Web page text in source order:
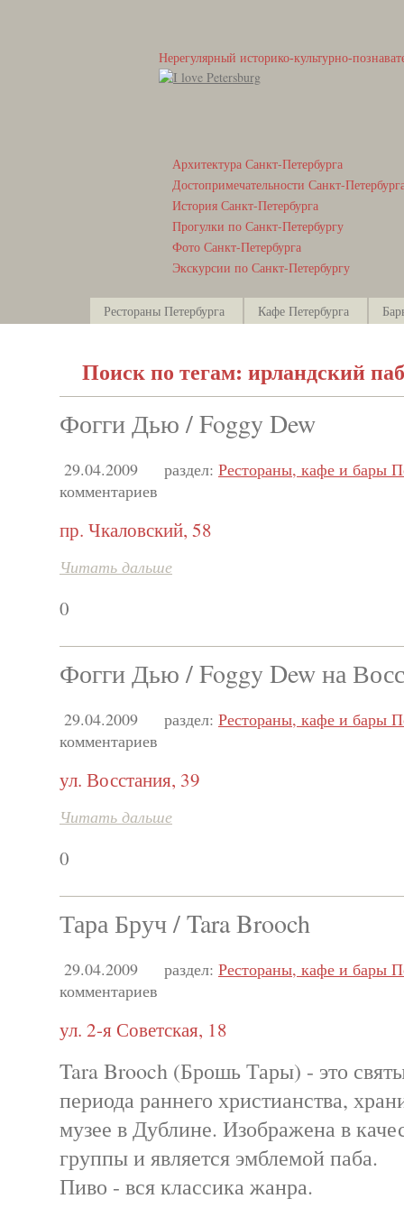
Нерегулярный историко-культурно-
Архитектура Санкт-Петербурга
Достопримечательности Санкт-
История Санкт-Петербурга
Прогулки по Санкт-Петербургу
Фото Санкт-Петербурга
Экскурсии по Санкт-Петербургу
Рестораны Петербурга Кафе Петербурга
Поиск по тегам: ирландский паб
Фогги Дью / Foggy Dew
29.04.2009 раздел: Рестораны, кафе и бары
комментариев
пр. Чкаловский, 58
Читать дальше
0
Фогги Дью / Foggy Dew на
29.04.2009 раздел: Рестораны, кафе и бары
комментариев
ул. Восстания, 39
Читать дальше
0
Тара Бруч / Tara Brooch
29.04.2009 раздел: Рестораны, кафе и бары
комментариев
ул. 2-я Советская, 18
Tara Brooch (Брошь Тары) - это
периода раннего христианства,
музее в Дублине. Изображена в
группы и является эмблемой паба.
Пиво - вся классика жанра.